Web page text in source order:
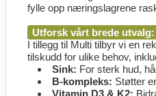
fylle opp næringslagrene
Utforsk vårt brede utvalg:
I tillegg til Multi tilbyr vi en
tilskudd for ulike behov,
Sink: For sterk hud,
B-kompleks: Støtter
Vitamin D3 & K2: